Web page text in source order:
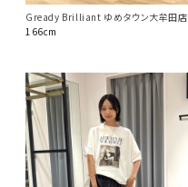
Gready Brilliant ゆめタウン大牟田店
166cm